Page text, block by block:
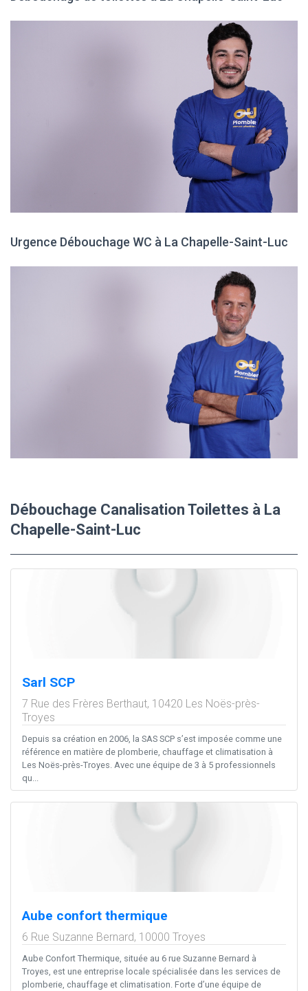
Urgence Débouchage WC à La Chapelle-Saint-Luc
Débouchage Canalisation Toilettes à La
Chapelle-Saint-Luc
Sarl SCP
7 Rue des Frères Berthaut, 10420 Les Noës-près-
Troyes
Depuis sa création en 2006, la SAS SCP s’est imposée comme une
référence en matière de plomberie, chauffage et climatisation à
Les Noës-près-Troyes. Avec une équipe de 3 à 5 professionnels
qu...
Aube confort thermique
6 Rue Suzanne Bernard, 10000 Troyes
Aube Confort Thermique, située au 6 rue Suzanne Bernard à
Troyes, est une entreprise locale spécialisée dans les services de
plomberie, chauffage et climatisation. Forte d’une équipe de